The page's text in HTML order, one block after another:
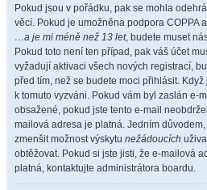
Pokud jsou v pořádku, pak se mohla
věcí. Pokud je umožněna podpora COPPA
…a je mi méně než 13 let, budete muset
Pokud toto není ten případ, pak váš účet
vyžadují aktivaci všech nových registrací,
před tím, než se budete moci přihlásit.
k tomuto vyzváni. Pokud vám byl zaslán e-
obsažené, pokud jste tento e-mail
mailová adresa je platná. Jedním
zmenšit možnost výskytu nežádoucích
obtěžovat. Pokud si jste jisti, že e-mailová
platná, kontaktujte administrátora boardu.